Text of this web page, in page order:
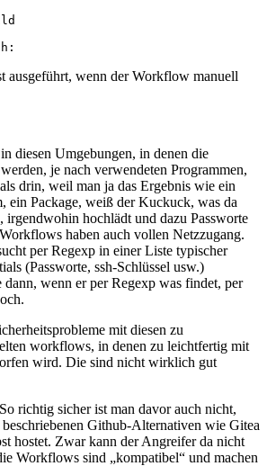
ausgeführt, wenn der Workflow manuell
diesen Umgebungen, in denen die
je nach verwendeten Programmen,
drin, weil man ja das Ergebnis wie ein
ein Package, weiß der Kuckuck, was da
irgendwohin hochlädt und dazu Passworte
haben auch vollen Netzzugang.
per Regexp in einer Liste typischer
(Passworte, ssh-Schlüssel usw.)
dann, wenn er per Regexp was findet, per
mit diesen zu
workflows, in denen zu leichtfertig mit
wird. Die sind nicht wirklich gut
So richtig sicher ist man davor auch nicht,
Github-Alternativen wie Gitea
hostet. Zwar kann der Angreifer da nicht
Workflows sind „kompatibel“ und machen